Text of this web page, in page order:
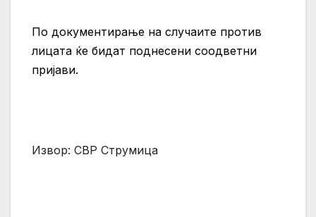
По документирање на случаите против
лицата ќе бидат поднесени соодветни
пријави.
Извор: СВР Струмица